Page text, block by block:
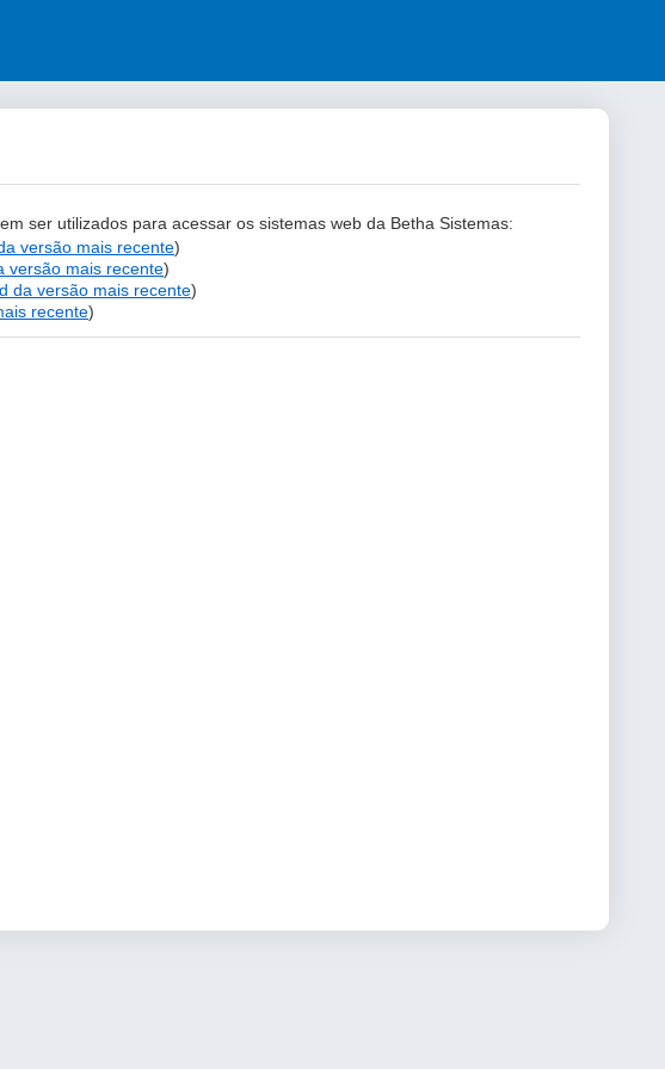
ser utilizados para acessar os sistemas web da Betha Sistemas:
versão mais recente)
versão mais recente)
da versão mais recente)
recente)